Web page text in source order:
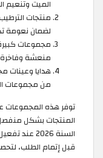
الميت وتنعيم
منتجات
لضمان نعومة
مجموعات
منعشة
هدايا وعينات
من مجموعات
توفر هذه المجموعات
المنتجات بشكل
السنة 2026 عند تفعيل قسيمة خصم سيفورا رأس السنة 2026 "
قبل إتمام الطلب،